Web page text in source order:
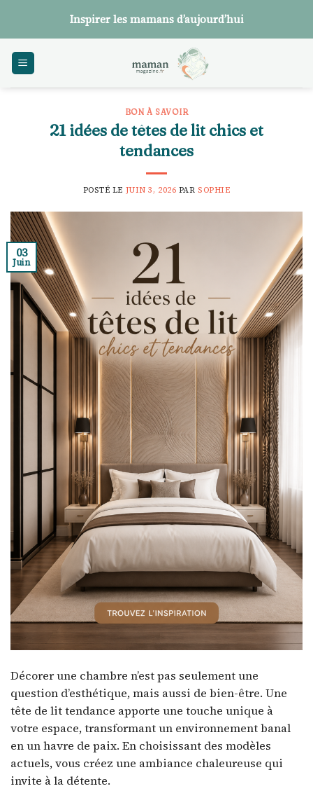
content
Inspirer les mamans d’aujourd’hui
BON À SAVOIR
21 idées de têtes de lit chics et
tendances
POSTÉ LE JUIN 3, 2026 PARSOPHIE
03
Juin
Décorer une chambre n’est pas seulement une
question d’esthétique, mais aussi de bien-être. Une
tête de lit tendance apporte une touche unique à
votre espace, transformant un environnement banal
en un havre de paix. En choisissant des modèles
actuels, vous créez une ambiance chaleureuse qui
invite à la détente.